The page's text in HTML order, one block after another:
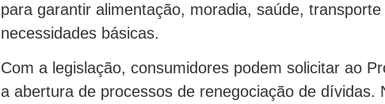
para garantir alimentação, moradia, saúde,
necessidades básicas.
Com a legislação, consumidores podem solicitar ao
a abertura de processos de renegociação de dívidas.